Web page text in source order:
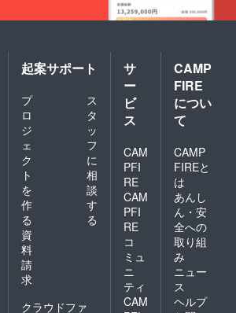
起案サポート
プ
ロ
ジ
ェ
ク
ト
を
作
る
ス
タ
ッ
フ
に
相
談
す
る
資
料
請
求
クラウドファ
サ
ー
ビ
ス
CAM
PFI
RE
CAM
PFI
RE
コ
ミュ
ニ
ティ
CAM
CAMP
FIRE
につい
て
CAMP
FIREと
は
あんし
ん・安
全への
取り組
み
ニュー
ス
ヘルプ